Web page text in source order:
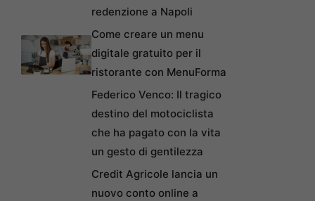
redenzione a Napoli
Come creare un menu
digitale gratuito per il
ristorante con MenuForma
Federico Venco: Il tragico
destino del motociclista
che ha pagato con la vita
un gesto di gentilezza
Credit Agricole lancia un
nuovo conto online a